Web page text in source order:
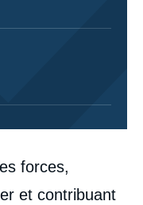
forces,
et contribuant